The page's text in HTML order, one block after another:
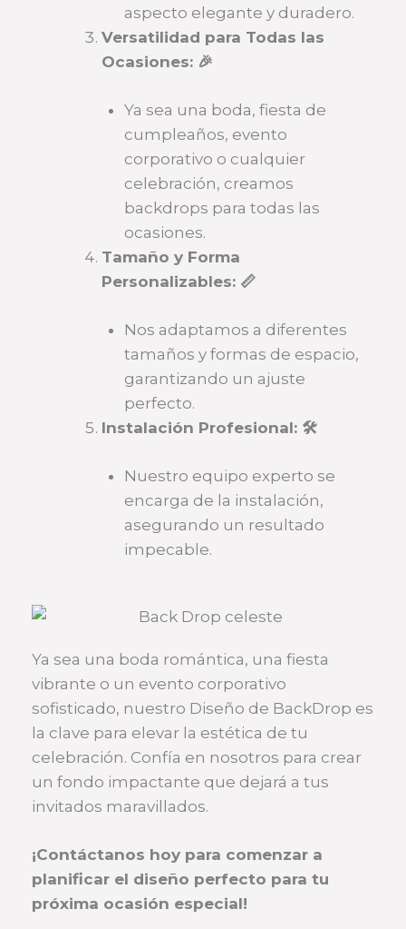
aspecto elegante y duradero.
Versatilidad para Todas las
Ocasiones: 🎉
Ya sea una boda, fiesta de
cumpleaños, evento
corporativo o cualquier
celebración, creamos
backdrops para todas las
ocasiones.
Tamaño y Forma
Personalizables: 📏
Nos adaptamos a diferentes
tamaños y formas de espacio,
garantizando un ajuste
perfecto.
Instalación Profesional: 🛠️
Nuestro equipo experto se
encarga de la instalación,
asegurando un resultado
impecable.
Ya sea una boda romántica, una fiesta
vibrante o un evento corporativo
sofisticado, nuestro Diseño de BackDrop es
la clave para elevar la estética de tu
celebración. Confía en nosotros para crear
un fondo impactante que dejará a tus
invitados maravillados.
¡Contáctanos hoy para comenzar a
planificar el diseño perfecto para tu
próxima ocasión especial!